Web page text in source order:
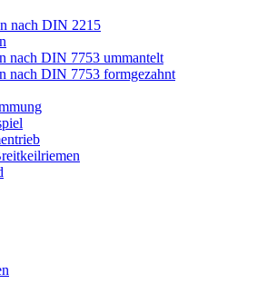
nach DIN 2215
nach DIN 7753 ummantelt
nach DIN 7753 formgezahnt